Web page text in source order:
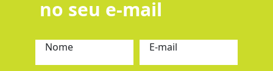
no seu e-mail
Nome E-mail